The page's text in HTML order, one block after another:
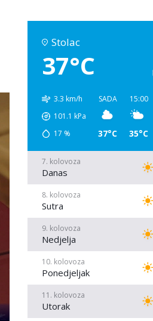
Stolac
37°C
3.3 km/h
101.1 kPa
17 %
SADA
37°C
15:00
35°C
7. kolovoza
Danas
8. kolovoza
Sutra
9. kolovoza
Nedjelja
10. kolovoza
Ponedjeljak
11. kolovoza
Utorak